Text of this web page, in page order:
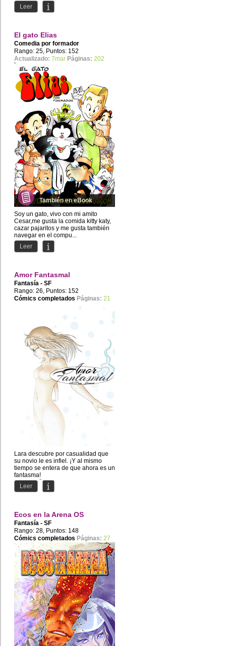
Leer
El gato Elias
Comedia por formador
Rango: 25, Puntos: 152
Actualizado: 7mar Páginas: 202
También en eBook
Soy un gato, vivo con mi amito
Cesar,me gusta la comida kitty katy,
cazar pajaritos y me gusta también
navegar en el compu...
Leer
Amor Fantasmal
Fantasía - SF
Rango: 26, Puntos: 152
Cómics completados Páginas: 21
Lara descubre por casualidad que
su novio le es infiel. ¡Y al mismo
tiempo se entera de que ahora es un
fantasma!
¡Acompaña a...
Leer
Ecos en la Arena OS
Fantasía - SF
Rango: 28, Puntos: 148
Cómics completados Páginas: 27